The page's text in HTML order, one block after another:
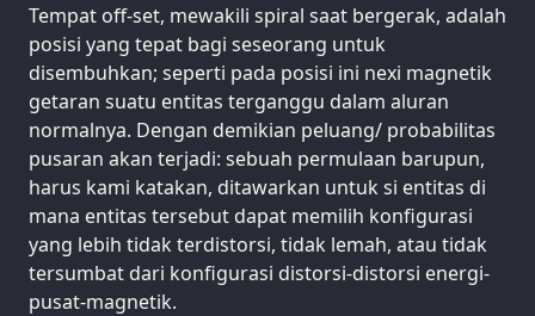
Tempat off-set, mewakili spiral saat bergerak, adalah
posisi yang tepat bagi seseorang untuk
disembuhkan; seperti pada posisi ini nexi magnetik
getaran suatu entitas terganggu dalam aluran
normalnya. Dengan demikian peluang/ probabilitas
pusaran akan terjadi: sebuah permulaan barupun,
harus kami katakan, ditawarkan untuk si entitas di
mana entitas tersebut dapat memilih konfigurasi
yang lebih tidak terdistorsi, tidak lemah, atau tidak
tersumbat dari konfigurasi distorsi-distorsi energi-
pusat-magnetik.